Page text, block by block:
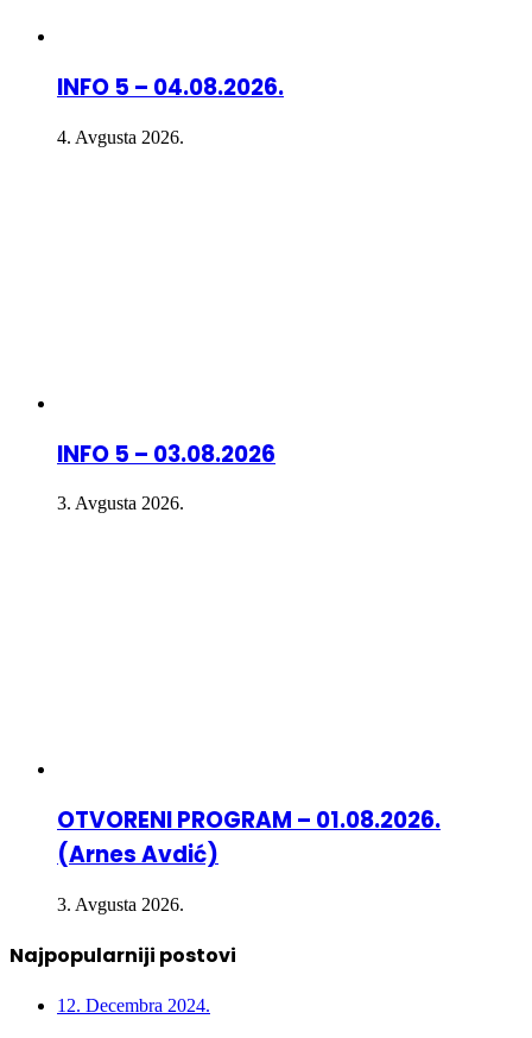
INFO 5 – 04.08.2026.
4. Avgusta 2026.
INFO 5 – 03.08.2026
3. Avgusta 2026.
OTVORENI PROGRAM – 01.08.2026.
(Arnes Avdić)
3. Avgusta 2026.
Najpopularniji postovi
12. Decembra 2024.